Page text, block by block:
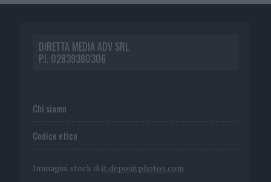
DIRETTA MEDIA ADV SRL
P.I. 02839380306
Chi siamo
Codice etico
Immagini stock di it.depositphotos.com